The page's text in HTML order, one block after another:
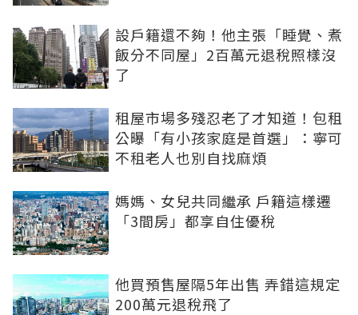
設戶籍還不夠！他主張「睡覺、煮
飯分不同屋」2百萬元退稅照樣沒
了
租屋市場多殘忍老了才知道！包租
公曝「有小孩家庭是首選」：寧可
不租老人也別自找麻煩
媽媽、女兒共同繼承 戶籍這樣遷
「3間房」都享自住優稅
他買預售屋隔5年出售 弄錯這規定
200萬元退稅飛了